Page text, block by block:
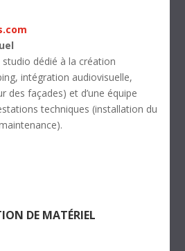
studio dédié à la création
intégration audiovisuelle,
des façades) et d’une équipe
techniques (installation du
DE MATÉRIEL